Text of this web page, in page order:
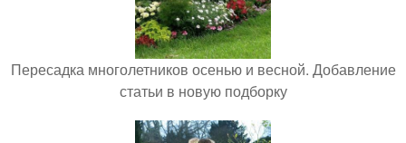
Пересадка многолетников осенью и весной. Добавление
статьи в новую подборку